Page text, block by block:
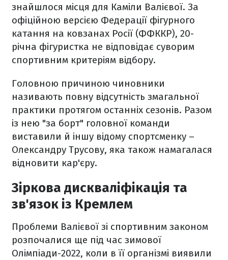
знайшлося місця для Каміли Валієвої. За
офіційною версією Федерації фігурного
катання на ковзанах Росії (ФФККР), 20-
річна фігуристка не відповідає суворим
спортивним критеріям відбору.
Головною причиною чиновники
називають повну відсутність змагальної
практики протягом останніх сезонів. Разом
із нею "за борт" головної команди
виставили й іншу відому спортсменку –
Олександру Трусову, яка також намагалася
відновити кар'єру.
Зіркова дискваліфікація та
зв'язок із Кремлем
Проблеми Валієвої зі спортивним законом
розпочалися ще під час зимової
Олімпіади-2022, коли в її організмі виявили